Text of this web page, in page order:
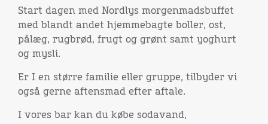
Start dagen med Nordlys morgenmadsbuffet
med blandt andet hjemmebagte boller, ost,
pålæg, rugbrød, frugt og grønt samt yoghurt
og mysli.
Er I en større familie eller gruppe, tilbyder vi
også gerne aftensmad efter aftale.
I vores bar kan du købe sodavand,